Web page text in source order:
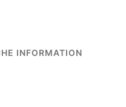
INFORMATION